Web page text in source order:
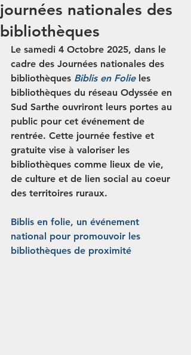
journées nationales des
bibliothèques
Le samedi 4 Octobre 2025, dans le
cadre des Journées nationales des
bibliothèques Biblis en Folie les
bibliothèques du réseau Odyssée en
Sud Sarthe ouvriront leurs portes au
public pour cet événement de
rentrée. Cette journée festive et
gratuite vise à valoriser les
bibliothèques comme lieux de vie,
de culture et de lien social au coeur
des territoires ruraux.
Biblis en folie, un événement
national pour promouvoir les
bibliothèques de proximité